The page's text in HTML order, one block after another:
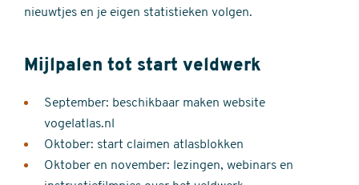
nieuwtjes en je eigen statistieken volgen.
Mijlpalen tot start veldwerk
September: beschikbaar maken website
vogelatlas.nl
Oktober: start claimen atlasblokken
Oktober en november: lezingen, webinars en